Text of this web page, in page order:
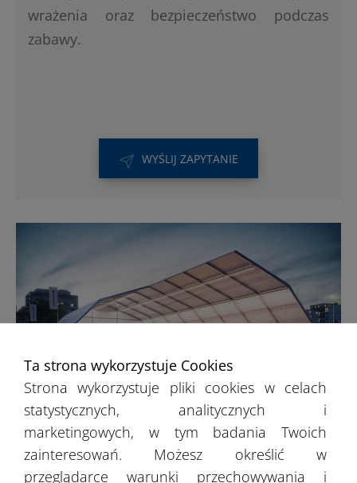
wrażenia oraz bezpieczeństwo podczas
zabawy.
WYŚLIJ ZAPYTANIE
Hale sportowe
Ta strona wykorzystuje Cookies
Strona wykorzystuje pliki cookies w celach
statystycznych, analitycznych i
marketingowych, w tym badania Twoich
zainteresowań. Możesz określić w
przeglądarce warunki przechowywania i